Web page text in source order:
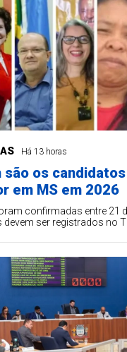
Há 13 horas
são os
em MS em 2026
confirmadas entre 21
ser registrados no